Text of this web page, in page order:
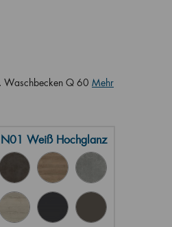
Waschbecken Q 60 Mehr
N01 Weiß Hochglanz